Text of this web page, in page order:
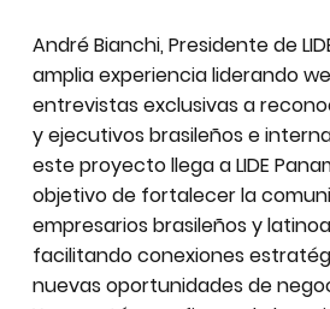
André Bianchi, Presidente de
amplia experiencia liderando
entrevistas exclusivas a
y ejecutivos brasileños e
este proyecto llega a LIDE
objetivo de fortalecer la
empresarios brasileños y
facilitando conexiones
nuevas oportunidades de